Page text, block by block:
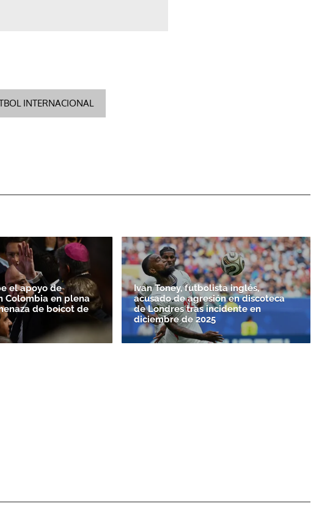
INTERNACIONAL
el apoyo de
Colombia en plena
de boicot de
Ivan Toney, futbolista inglés,
acusado de agresión en discoteca
de Londres tras incidente en
diciembre de 2025